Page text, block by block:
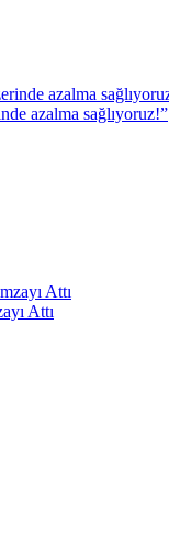
azalma sağlıyoruz!”
Attı